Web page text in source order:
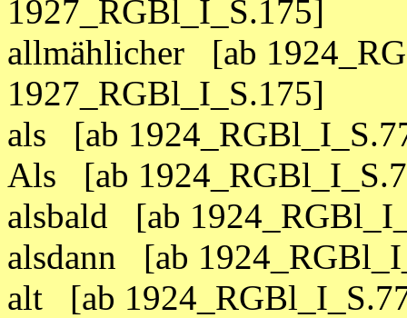
1927_RGBl_I_S.175]
allmählicher [ab
1927_RGBl_I_S.175]
als [ab
Als [ab
alsbald [ab
alsdann [ab
alt [ab